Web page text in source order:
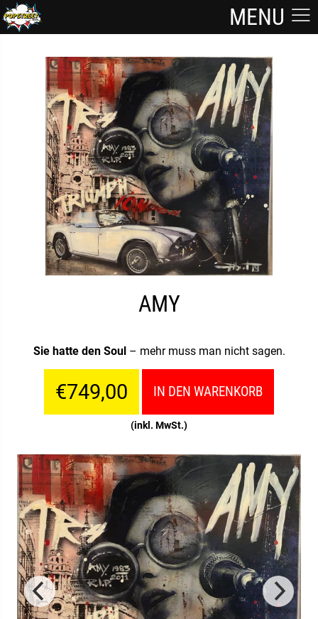
MENU
AMY
Sie hatte den Soul– mehr muss man nicht sagen.
€749,00 IN DEN WARENKORB
(inkl. MwSt.)